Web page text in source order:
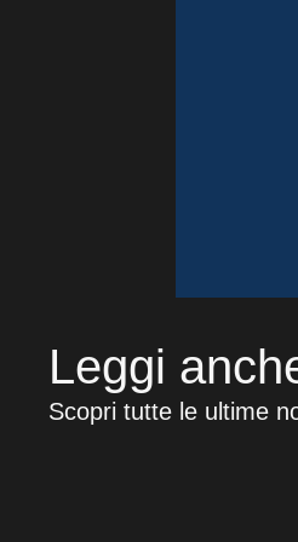
Leggi
Scopri tutte le ultime